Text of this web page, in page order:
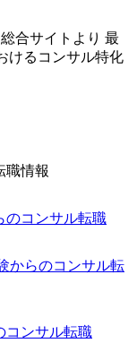
合サイトより 最
けるコンサル特化
職情報
のコンサル転職
からのコンサル転
コンサル転職